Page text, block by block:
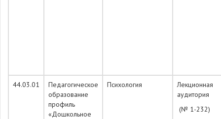
44.03.01
Педагогическое
образование
профиль
«Дошкольное
Психология
Лекционная
аудитория
(№ 1-232)